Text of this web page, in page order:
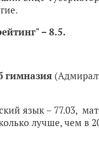
– 8.5.
гимназия
язык – 77.03,
лучше, чем в